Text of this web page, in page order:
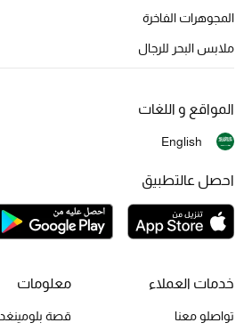
موضة نسائية
الحقائب
الموسم الجديد
المجوهرات الفاخرة
ملابس البحر للرجال
خدمات العملاء
تواصلو معنا
معلومات
قصة
المواقع و اللغات
English
احصل عالتطبيق